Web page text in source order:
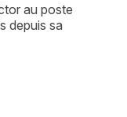
au poste
depuis sa